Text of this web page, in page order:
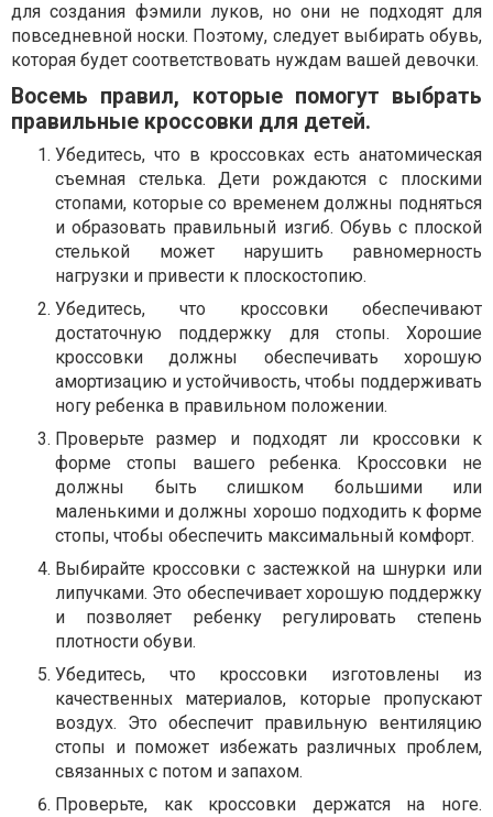
для создания фэмили луков, но они не подходят для
повседневной носки. Поэтому, следует выбирать обувь,
которая будет соответствовать нуждам вашей девочки.
Восемь правил, которые помогут выбрать
правильные кроссовки для детей.
Убедитесь, что в кроссовках есть анатомическая
съемная стелька. Дети рождаются с плоскими
стопами, которые со временем должны подняться
и образовать правильный изгиб. Обувь с плоской
стелькой может нарушить равномерность
нагрузки и привести к плоскостопию.
Убедитесь, что кроссовки обеспечивают
достаточную поддержку для стопы. Хорошие
кроссовки должны обеспечивать хорошую
амортизацию и устойчивость, чтобы поддерживать
ногу ребенка в правильном положении.
Проверьте размер и подходят ли кроссовки к
форме стопы вашего ребенка. Кроссовки не
должны быть слишком большими или
маленькими и должны хорошо подходить к форме
стопы, чтобы обеспечить максимальный комфорт.
Выбирайте кроссовки с застежкой на шнурки или
липучками. Это обеспечивает хорошую поддержку
и позволяет ребенку регулировать степень
плотности обуви.
Убедитесь, что кроссовки изготовлены из
качественных материалов, которые пропускают
воздух. Это обеспечит правильную вентиляцию
стопы и поможет избежать различных проблем,
связанных с потом и запахом.
Проверьте, как кроссовки держатся на ноге.